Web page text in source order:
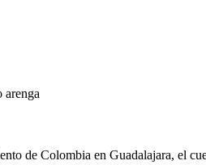
arenga
de Colombia en Guadalajara, el